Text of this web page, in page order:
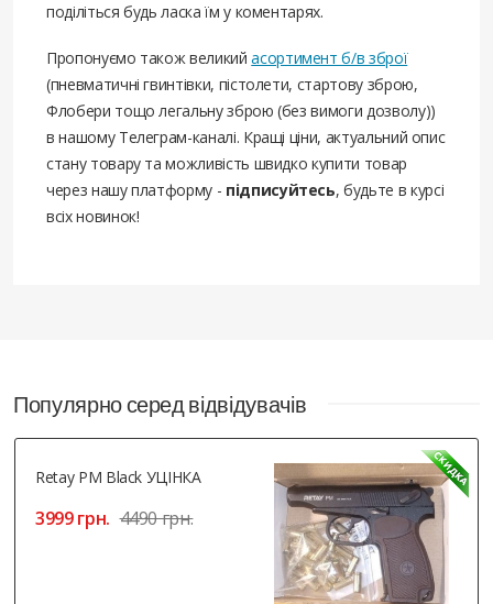
поділіться будь ласка їм у коментарях.
Пропонуємо також великийасортимент б/в зброї
(пневматичні гвинтівки, пістолети, стартову зброю,
Флобери тощо легальну зброю (без вимоги дозволу))
в нашому Телеграм-каналі. Кращі ціни, актуальний опис
стану товару та можливість швидко купити товар
через нашу платформу - підписуйтесь, будьте в курсі
всіх новинок!
Популярно серед відвідувачів
Retay PM Black УЦІНКА
3999 грн. 4490 грн.